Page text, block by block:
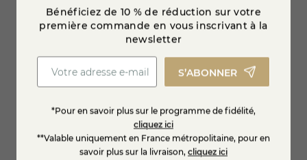
Ajouter au panier
Bénéficiez de 10 % de réduction sur votre
première commande en vous inscrivant à la
newsletter
S’ABONNER
*Pour en savoir plus sur le programme de fidélité,
cliquez ici
**Valable uniquement en France métropolitaine, pour en
savoir plus sur la livraison, cliquez ici